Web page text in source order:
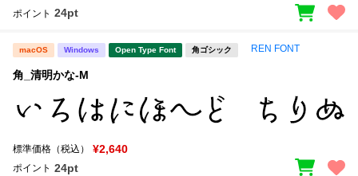
ポイント 24pt
macOS Windows Open Type Font 角ゴシック REN FONT
角_清明かな-M
標準価格（税込） ¥2,640
ポイント 24pt